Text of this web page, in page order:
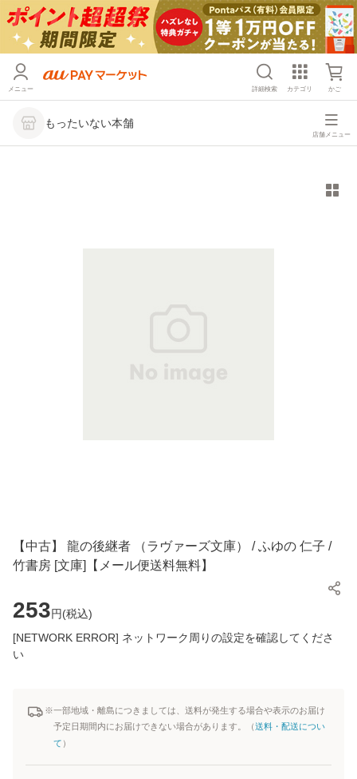
メニュー 詳細検索 カテゴリ かご
もったいない本舗
店舗メニュー
【中古】 龍の後継者 （ラヴァーズ文庫） / ふゆの 仁子 /
竹書房 [文庫]【メール便送料無料】
253円(税込)
[NETWORK ERROR] ネットワーク周りの設定を確認してくださ
い
※一部地域・離島につきましては、送料が発生する場合や表示のお届け
予定日期間内にお届けできない場合があります。（送料・配送につい
て ）